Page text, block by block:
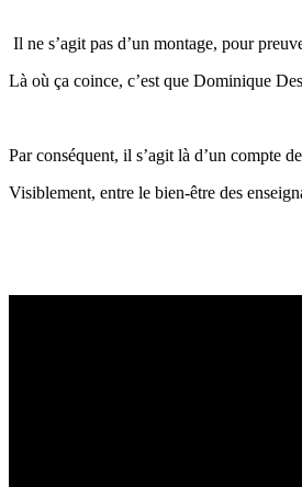
Il ne s’agit pas d’un montage, pour
Là où ça coince, c’est que Dominique
Par conséquent, il s’agit là d’un compte
Visiblement, entre le bien-être des